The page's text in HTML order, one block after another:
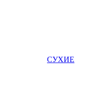
СУХИЕ